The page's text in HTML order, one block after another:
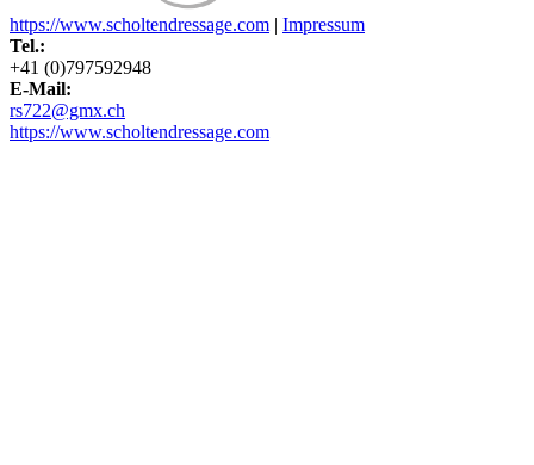
https://www.scholtendressage.com | Impressum
Tel.:
+41 (0)797592948
E-Mail:
rs722@gmx.ch
https://www.scholtendressage.com